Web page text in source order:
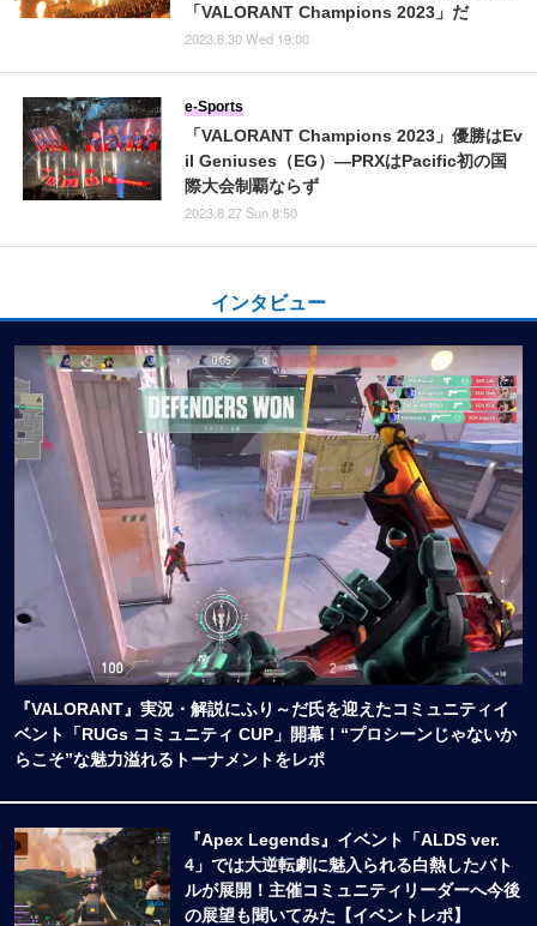
「VALORANT Champions 2023」だ
2023.8.30 Wed 19:00
「VALORANT Champions 2023」優勝はEv
il Geniuses（EG）―PRXはPacific初の国
際大会制覇ならず
e-Sports
2023.8.27 Sun 8:50
インタビュー
『VALORANT』実況・解説にふり～だ氏を迎えたコミュニティイ
ベント「RUGs コミュニティ CUP」開幕！“プロシーンじゃないか
らこそ”な魅力溢れるトーナメントをレポ
『Apex Legends』イベント「ALDS ver.
4」では大逆転劇に魅入られる白熱したバト
ルが展開！主催コミュニティリーダーへ今後
の展望も聞いてみた【イベントレポ】